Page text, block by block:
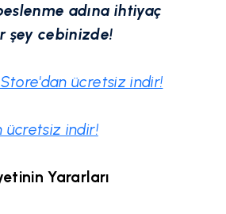
adına ihtiyaç
şey cebinizde!
ücretsiz indir!
ücretsiz indir!
Yararları